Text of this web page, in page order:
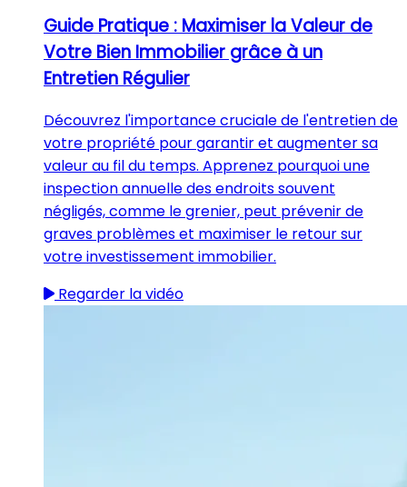
Guide Pratique : Maximiser la Valeur de
Votre Bien Immobilier grâce à un
Entretien Régulier
Découvrez l'importance cruciale de l'entretien de
votre propriété pour garantir et augmenter sa
valeur au fil du temps. Apprenez pourquoi une
inspection annuelle des endroits souvent
négligés, comme le grenier, peut prévenir de
graves problèmes et maximiser le retour sur
votre investissement immobilier.
Regarder la vidéo